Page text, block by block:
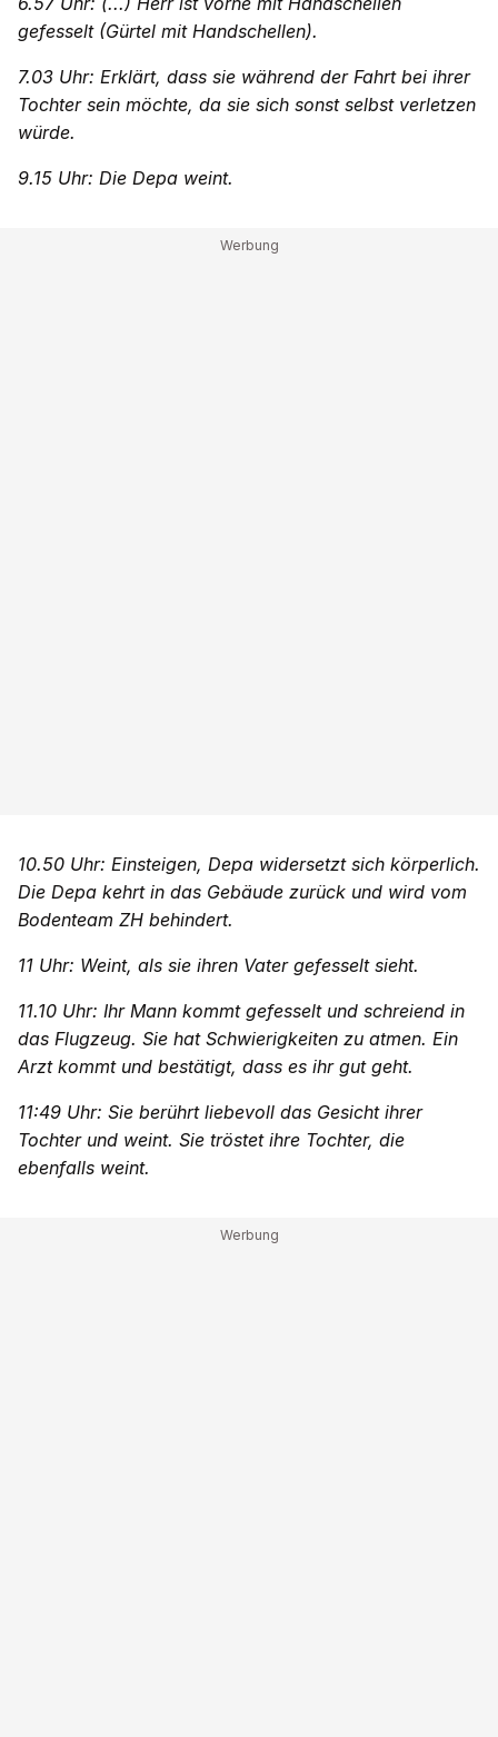
gefesselt (Gürtel mit Handschellen).
7.03 Uhr: Erklärt, dass sie während der Fahrt bei ihrer
Tochter sein möchte, da sie sich sonst selbst verletzen
würde.
9.15 Uhr: Die Depa weint.
10.50 Uhr: Einsteigen, Depa widersetzt sich körperlich.
Die Depa kehrt in das Gebäude zurück und wird vom
Bodenteam ZH behindert.
11 Uhr: Weint, als sie ihren Vater gefesselt sieht.
11.10 Uhr: Ihr Mann kommt gefesselt und schreiend in
das Flugzeug. Sie hat Schwierigkeiten zu atmen. Ein
Arzt kommt und bestätigt, dass es ihr gut geht.
11:49 Uhr: Sie berührt liebevoll das Gesicht ihrer
Tochter und weint. Sie tröstet ihre Tochter, die
ebenfalls weint.